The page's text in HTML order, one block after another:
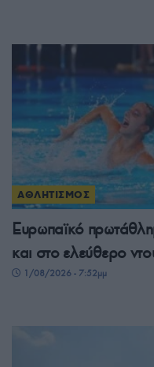
ΑΘΛΗΤΙΣΜΟΣ
Ευρωπαϊκό
και στο ελεύθερο
1/08/2026 - 7:52μμ